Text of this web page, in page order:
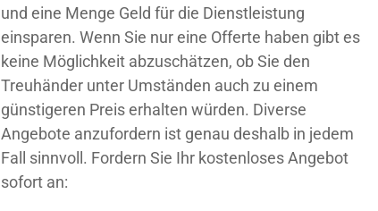
und eine Menge Geld für die Dienstleistung
einsparen. Wenn Sie nur eine Offerte haben gibt es
keine Möglichkeit abzuschätzen, ob Sie den
Treuhänder unter Umständen auch zu einem
günstigeren Preis erhalten würden. Diverse
Angebote anzufordern ist genau deshalb in jedem
Fall sinnvoll. Fordern Sie Ihr kostenloses Angebot
sofort an: